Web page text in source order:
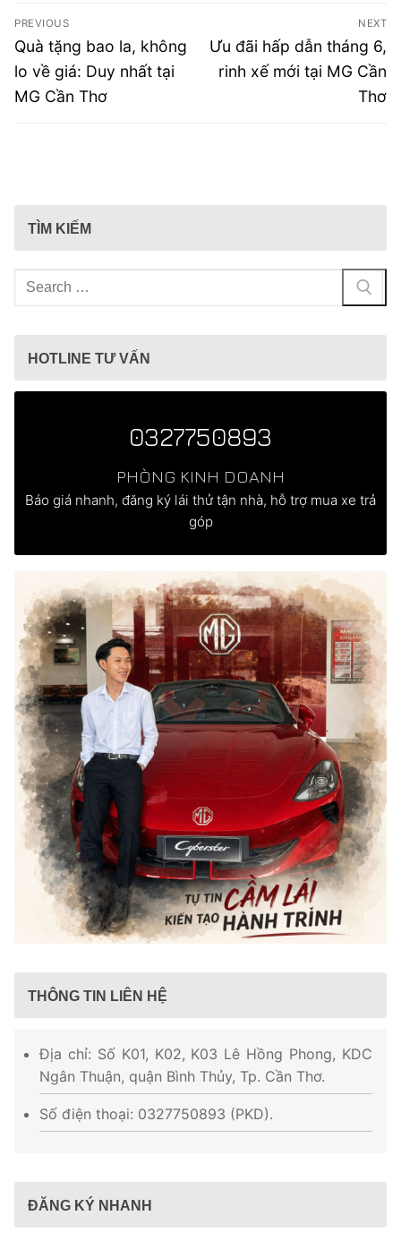
Điều
hướng
bài
viết
PREVIOUS
Previous
post:
Quà tặng bao la, không
lo về giá: Duy nhất tại
MG Cần Thơ
NEXT
Next
post:
Ưu đãi hấp dẫn tháng 6,
rinh xế mới tại MG Cần
Thơ
TÌM KIẾM
Tìm
kiếm
HOTLINE TƯ VẤN
0327750893
PHÒNG KINH DOANH
Báo giá nhanh, đăng ký lái thử tận nhà, hỗ trợ mua xe trả
góp
THÔNG TIN LIÊN HỆ
Địa chỉ: Số K01, K02, K03 Lê Hồng Phong, KDC
Ngân Thuận, quận Bình Thủy, Tp. Cần Thơ.
Số điện thoại: 0327750893 (PKD).
ĐĂNG KÝ NHANH